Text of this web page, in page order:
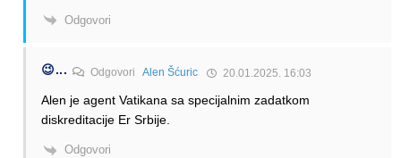
Odgovori
😉... Odgovori Alen Šćuric 20.01.2025. 16:03
Alen je agent Vatikana sa specijalnim zadatkom
diskreditacije Er Srbije.
Odgovori